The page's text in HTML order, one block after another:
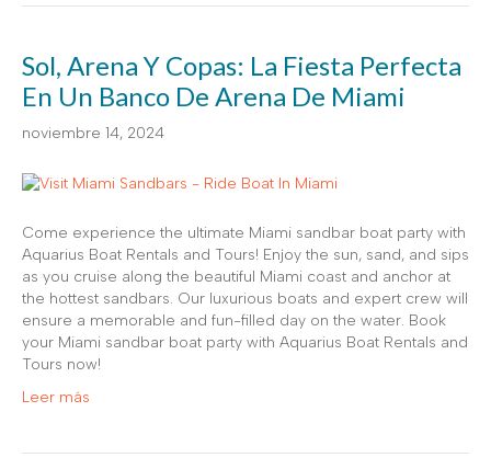
Sol, Arena Y Copas: La Fiesta Perfecta
En Un Banco De Arena De Miami
noviembre 14, 2024
Come experience the ultimate Miami sandbar boat party with
Aquarius Boat Rentals and Tours! Enjoy the sun, sand, and sips
as you cruise along the beautiful Miami coast and anchor at
the hottest sandbars. Our luxurious boats and expert crew will
ensure a memorable and fun-filled day on the water. Book
your Miami sandbar boat party with Aquarius Boat Rentals and
Tours now!
Leer más